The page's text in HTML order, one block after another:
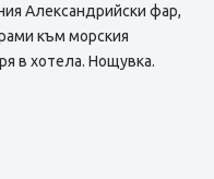
Александрийски фар,
към морския
в хотела. Нощувка.